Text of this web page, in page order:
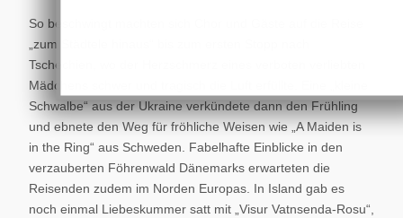
So beschwingt machten sich Chor und Gäste auf die Reise
„zum Städtele hinaus“ bis zum ersten Stopp nach
Tschechien, wo der Herzschmerz eines verboten verliebten
Mädchens schwer und tragisch die Luft erfüllte. Eine „kleine
Schwalbe“ aus der Ukraine verkündete dann den Frühling
und ebnete den Weg für fröhliche Weisen wie „A Maiden is
in the Ring“ aus Schweden. Fabelhafte Einblicke in den
verzauberten Föhrenwald Dänemarks erwarteten die
Reisenden zudem im Norden Europas. In Island gab es
noch einmal Liebeskummer satt mit „Visur Vatnsenda-Rosu“,